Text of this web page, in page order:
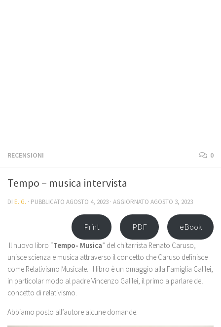
RECENSIONI 0
Tempo – musica intervista
DI E. G. · PUBBLICATO AGOSTO 4, 2023 · AGGIORNATO AGOSTO 3, 2023
Print PDF eBook
Il nuovo libro “Tempo- Musica” del chitarrista Renato Caruso,
unisce scienza e musica attraverso il concetto che Caruso definisce
come Relativismo Musicale. Il libro è un omaggio alla Famiglia Galilei,
in particolar modo al padre Vincenzo Galilei, il primo a parlare del
concetto di relativismo.
Abbiamo posto all’autore alcune domande: